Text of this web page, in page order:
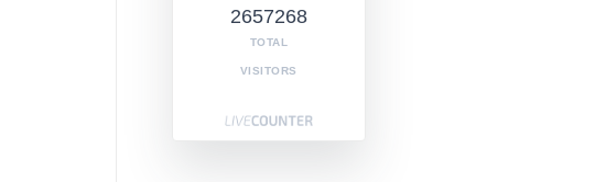
2657268
TOTAL
VISITORS